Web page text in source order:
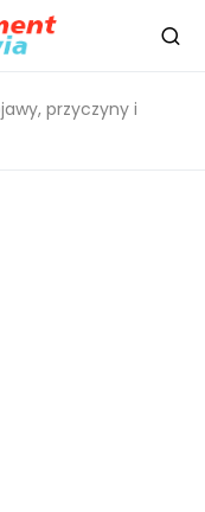
przyczyny i